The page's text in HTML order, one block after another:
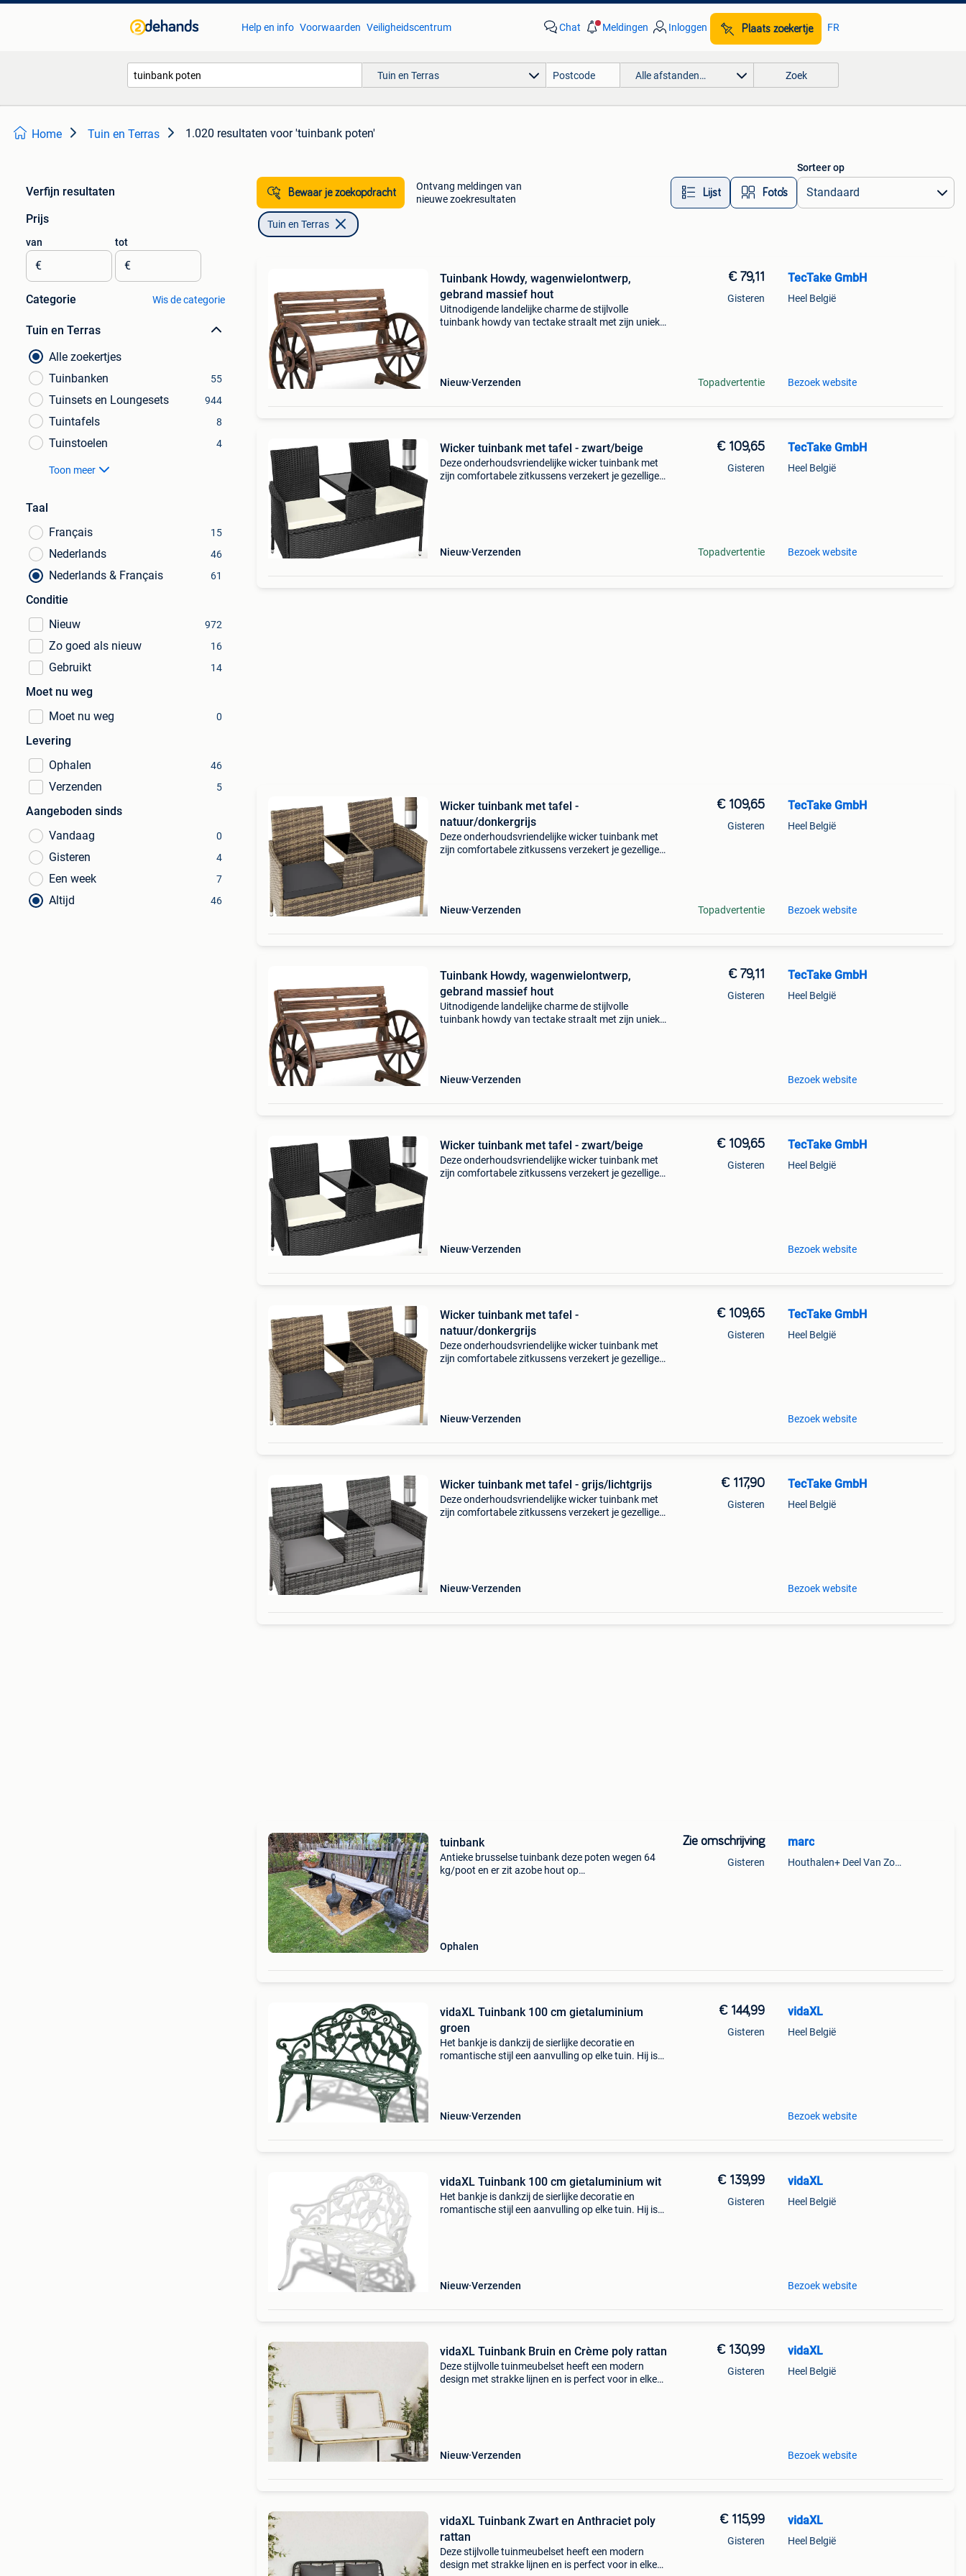
Help en info Voorwaarden Veiligheidscentrum Chat Meldingen Inloggen Plaats zoekertje FR
Tuin en Terras Alle afstanden… Zoek
Home Tuin en Terras 1.020 resultaten voor 'tuinbank poten'
Verfijn resultaten
Prijs
van
€
tot
€
Categorie Wis de categorie
Tuin en Terras
Alle zoekertjes
Tuinbanken
55
Tuinsets en Loungesets 944
Tuintafels 8
Tuinstoelen 4
Toon meer
Taal
Français
15
Nederlands 46
Nederlands & Français 61
Conditie
Nieuw
972
Zo goed als nieuw 16
Gebruikt 14
Moet nu weg
Moet nu weg
0
Levering
Ophalen
46
Verzenden 5
Aangeboden sinds
Vandaag
0
Gisteren 4
Een week 7
Altijd 46
Bewaar je zoekopdracht
Ontvang meldingen van
nieuwe zoekresultaten
Lijst Foto’s
Sorteer op
Tuin en Terras
Tuinbank Howdy, wagenwielontwerp,
gebrand massief hout
Uitnodigende landelijke charme de stijlvolle
tuinbank howdy van tectake straalt met zijn unieke
Nieuw Verzenden
€ 79,11
Gisteren
Topadvertentie
TecTake GmbH
Heel België
Bezoek website
Wicker tuinbank met tafel - zwart/beige
Deze onderhoudsvriendelijke wicker tuinbank met
zijn comfortabele zitkussens verzekert je gezellige
Nieuw Verzenden
€ 109,65
Gisteren
Topadvertentie
TecTake GmbH
Heel België
Bezoek website
Wicker tuinbank met tafel -
natuur/donkergrijs
Deze onderhoudsvriendelijke wicker tuinbank met
zijn comfortabele zitkussens verzekert je gezellige
Nieuw Verzenden
€ 109,65
Gisteren
Topadvertentie
TecTake GmbH
Heel België
Bezoek website
Tuinbank Howdy, wagenwielontwerp,
gebrand massief hout
Uitnodigende landelijke charme de stijlvolle
tuinbank howdy van tectake straalt met zijn unieke
Nieuw Verzenden
€ 79,11
Gisteren
TecTake GmbH
Heel België
Bezoek website
Wicker tuinbank met tafel - zwart/beige
Deze onderhoudsvriendelijke wicker tuinbank met
zijn comfortabele zitkussens verzekert je gezellige
Nieuw Verzenden
€ 109,65
Gisteren
TecTake GmbH
Heel België
Bezoek website
Wicker tuinbank met tafel -
natuur/donkergrijs
Deze onderhoudsvriendelijke wicker tuinbank met
zijn comfortabele zitkussens verzekert je gezellige
Nieuw Verzenden
€ 109,65
Gisteren
TecTake GmbH
Heel België
Bezoek website
Wicker tuinbank met tafel - grijs/lichtgrijs
Deze onderhoudsvriendelijke wicker tuinbank met
zijn comfortabele zitkussens verzekert je gezellige
Nieuw Verzenden
€ 117,90
Gisteren
TecTake GmbH
Heel België
Bezoek website
tuinbank
Antieke brusselse tuinbank deze poten wegen 64
kg/poot en er zit azobe hout op
Ophalen
Zie omschrijving
Gisteren
marc
Houthalen+ Deel Van Zonhoven En Zolder
vidaXL Tuinbank 100 cm gietaluminium
groen
Het bankje is dankzij de sierlijke decoratie en
romantische stijl een aanvulling op elke tuin. Hij is
Nieuw Verzenden
€ 144,99
Gisteren
vidaXL
Heel België
Bezoek website
vidaXL Tuinbank 100 cm gietaluminium wit
Het bankje is dankzij de sierlijke decoratie en
romantische stijl een aanvulling op elke tuin. Hij is
Nieuw Verzenden
€ 139,99
Gisteren
vidaXL
Heel België
Bezoek website
vidaXL Tuinbank Bruin en Crème poly rattan
Deze stijlvolle tuinmeubelset heeft een modern
design met strakke lijnen en is perfect voor in elke
Nieuw Verzenden
€ 130,99
Gisteren
vidaXL
Heel België
Bezoek website
vidaXL Tuinbank Zwart en Anthraciet poly
rattan
Deze stijlvolle tuinmeubelset heeft een modern
design met strakke lijnen en is perfect voor in elke
€ 115,99
Gisteren
vidaXL
Heel België